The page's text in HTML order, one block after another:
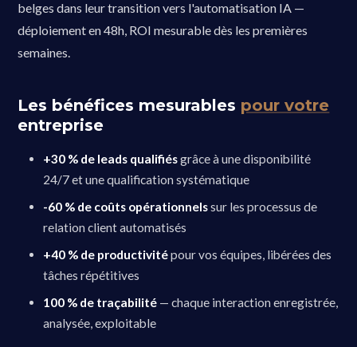
belges dans leur transition vers l'automatisation IA —
déploiement en 48h, ROI mesurable dès les premières
semaines.
Les bénéfices mesurables pour votre
entreprise
+30 % de leads qualifiésgrâce à une disponibilité
24/7 et une qualification systématique
-60 % de coûts opérationnelssur les processus de
relation client automatisés
+40 % de productivitépour vos équipes, libérées des
tâches répétitives
100 % de traçabilité — chaque interaction enregistrée,
analysée, exploitable